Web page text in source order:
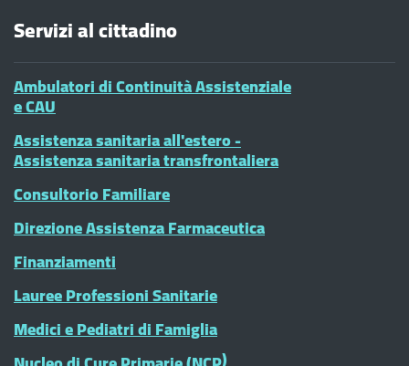
Servizi al cittadino
Ambulatori di Continuità Assistenziale
e CAU
Assistenza sanitaria all'estero -
Assistenza sanitaria transfrontaliera
Consultorio Familiare
Direzione Assistenza Farmaceutica
Finanziamenti
Lauree Professioni Sanitarie
Medici e Pediatri di Famiglia